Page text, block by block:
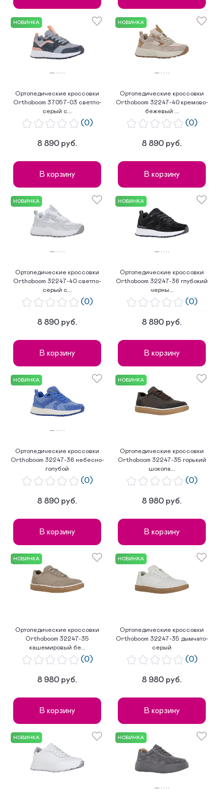
НОВИНКА
Ортопедические кроссовки
Orthoboom 37057-03 светло-
серый с...
(0)
8 890 руб.
В корзину
НОВИНКА
Ортопедические кроссовки
Orthoboom 32247-40 кремово-
бежевый ...
(0)
8 890 руб.
В корзину
НОВИНКА
Ортопедические кроссовки
Orthoboom 32247-40 светло-
серый с...
(0)
8 890 руб.
В корзину
НОВИНКА
Ортопедические кроссовки
Orthoboom 32247-36 глубокий
черны...
(0)
8 890 руб.
В корзину
НОВИНКА
Ортопедические кроссовки
Orthoboom 32247-36 небесно-
голубой
(0)
8 890 руб.
В корзину
НОВИНКА
Ортопедические кроссовки
Orthoboom 32247-35 горький
шокола...
(0)
8 980 руб.
В корзину
НОВИНКА
Ортопедические кроссовки
Orthoboom 32247-35
кашемировый бе...
(0)
8 980 руб.
В корзину
НОВИНКА
Ортопедические кроссовки
Orthoboom 32247-35 дымчато-
серый
(0)
8 980 руб.
В корзину
НОВИНКА НОВИНКА